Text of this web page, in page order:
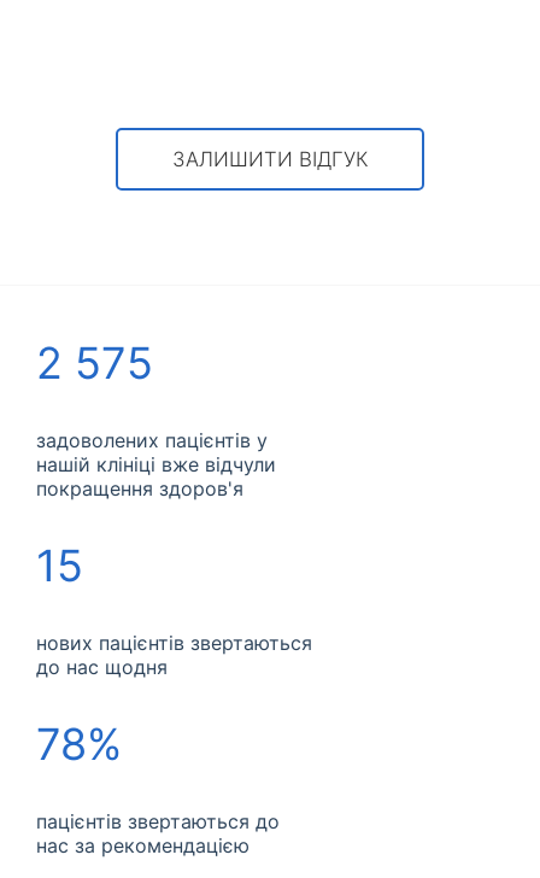
ЗАЛИШИТИ ВІДГУК
2 575
задоволених пацієнтів у
нашій клініці вже відчули
покращення здоров'я
15
нових пацієнтів звертаються
до нас щодня
78%
пацієнтів звертаються до
нас за рекомендацією